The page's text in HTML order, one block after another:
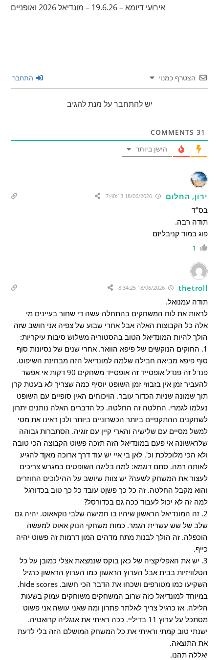
אירועי דיומא – 19.6.26 – מונדיאל 2026 ואופניים
הצטרף כמנוי התחבר
יש להתחבר על מנת להגיב
31
הישן ביותר
ירון, החלום 18/06/2026 7:40:13
בס"ד
תודה רבה.
פוג במוד קניבליזם
1
thetroll
18/06/2026 8:34:25
תודה עמנואל.
לראות את לוח המשחקים בהתחלה עשה די שחור בעיינים מי
אלה כל הקבוצות האלה אבל אחרי שבוע של צפיה אני חושב שזה
הולך להיות המונדיאל הטוב בהסטוריה משלוש סיבות עיקריות:
1. החוקים הנוקשים של פיפא הוואר. אחרי שנים של נסיונות סוף
סוף פיפא מביאה חבילה שלמה למונדיאל הזה מבחינת השיפוט.
פנדל זה פנדל אופסייד זה אופסייד משחקים 90 דקות אי אפשר
להעביר זמן אין בזבוזי זמן השופט יוסיף כמה שצריך לא בעטת קרן
תוך שמונה שניות הכדור עובר. הויכוחים האין סופיים עם השופט
נעלמו לגמרי. החלטה זה החלטה. כל הדברים האלה נותנים יתרון
לשחקנים ההתקפיים ביותר הכשרוניים ביותר ולכן ראינו את מסי
למשל מסיים עם שלישיה והארי קיין עם זוגיה. הסתברות גבוהה
שלראשונה אי פעם במונדיאל הזה תזכה פשוט הקבוצה הכי טובה
ולא הכי מלוכלכת וכ'. לאן בי איי יש עוד דרך ארוכה מאןד להגיע
לאותה רמה. סתם דוגמא: למה בליגה השופטים במגרש צריכים
לעצור את המשחק לשעה? יש צוות שיושב על ההילוכים החוזרים
והוא מקבל החלטה. זה כל כך פשןט עובד כל כך טוב בכדורגל
למה זה לא יכול לעבוד ככה גם בכדורסל?
2. זה המונדיאל הראשון שיהיו בו חמישה שלבי נוקאאוט. יהיה גם
שלב של שש עשרית הגמר. כמות משחקי הנוק אאוט למעשה
הוכפלה. זה הולך לבנות מתח מדהים המון דרמות זה פשוט יהיה
כייף.
3. יש את האפליקציה של כאן בוקס שנמצאת אצלי כמובן על כל
הטלוויזיות בבית אבל הערוץ הראשון כמו הערוץ הראשון כרגיל
השקיעו כמו מטורפים ושכחו את הדבר הכי חשוב. hide scores.
במיוחד למונדיאל כזה שרוב המשחקים משוחקים עמוק בשעות
הלילה. אז כרגיל צריך לאלתר פתרון ומה שאני עושה אני פשוט
מסתכל על ערוץ 11 בדיליי. ככה ראיתי את אנגליה קרואטיה.
ישנתי טוב קמתי וראיתי את כל המשחק המושלם הזה בלי לדעת
את התוצאה.
יאללה תהנו.